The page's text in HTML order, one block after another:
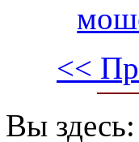
<<
Вы здесь: